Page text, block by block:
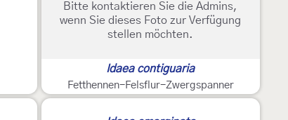
Bitte kontaktieren Sie die Admins,
wenn Sie dieses Foto zur Verfügung
stellen möchten.
Idaea contiguaria
Fetthennen-Felsflur-Zwergspanner